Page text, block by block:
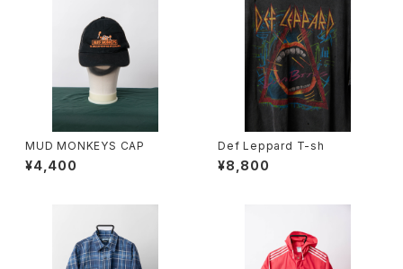
MUD MONKEYS CAP
¥4,400
Def Leppard T-sh
¥8,800